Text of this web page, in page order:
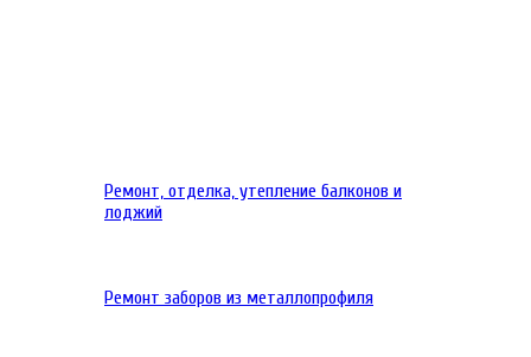
Ремонт, отделка, утепление балконов и
лоджий
Ремонт заборов из металлопрофиля